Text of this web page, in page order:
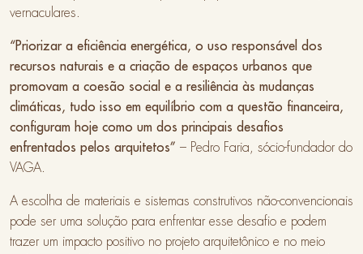
vernaculares.
“Priorizar a eficiência energética, o uso responsável dos
recursos naturais e a criação de espaços urbanos que
promovam a coesão social e a resiliência às mudanças
climáticas, tudo isso em equilíbrio com a questão financeira,
configuram hoje como um dos principais desafios
enfrentados pelos arquitetos” – Pedro Faria, sócio-fundador do
VAGA.
A escolha de materiais e sistemas construtivos não-convencionais
pode ser uma solução para enfrentar esse desafio e podem
trazer um impacto positivo no projeto arquitetônico e no meio